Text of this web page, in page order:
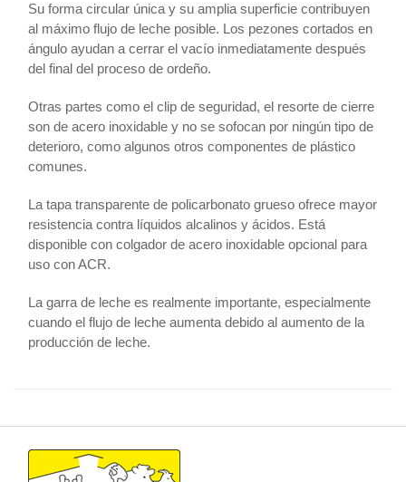
Su forma circular única y su amplia superficie contribuyen
al máximo flujo de leche posible. Los pezones cortados en
ángulo ayudan a cerrar el vacío inmediatamente después
del final del proceso de ordeño.
Otras partes como el clip de seguridad, el resorte de cierre
son de acero inoxidable y no se sofocan por ningún tipo de
deterioro, como algunos otros componentes de plástico
comunes.
La tapa transparente de policarbonato grueso ofrece mayor
resistencia contra líquidos alcalinos y ácidos. Está
disponible con colgador de acero inoxidable opcional para
uso con ACR.
La garra de leche es realmente importante, especialmente
cuando el flujo de leche aumenta debido al aumento de la
producción de leche.